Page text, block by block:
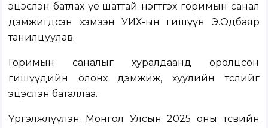
эцэслэн батлах үе шаттай нэгтгэх горимын санал
дэмжигдсэн хэмээн УИХ-ын гишүүн Э.Одбаяр
танилцуулав.
Горимын саналыг хуралдаанд оролцсон
гишүүдийн олонх дэмжиж, хуулийн төслийг
эцэслэн баталлаа.
Үргэлжлүүлэн
Монгол Улсын 2025 оны төсвийн